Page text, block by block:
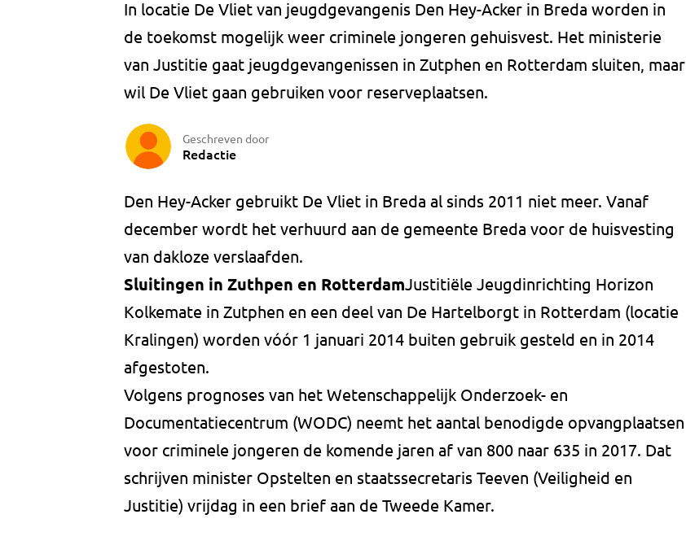
In locatie De Vliet van jeugdgevangenis Den Hey-Acker in Breda worden in
de toekomst mogelijk weer criminele jongeren gehuisvest. Het ministerie
van Justitie gaat jeugdgevangenissen in Zutphen en Rotterdam sluiten, maar
wil De Vliet gaan gebruiken voor reserveplaatsen.
Geschreven door
Redactie
Den Hey-Acker gebruikt De Vliet in Breda al sinds 2011 niet meer. Vanaf
december wordt het verhuurd aan de gemeente Breda voor de huisvesting
van dakloze verslaafden.
Sluitingen in Zuthpen en RotterdamJustitiële Jeugdinrichting Horizon
Kolkemate in Zutphen en een deel van De Hartelborgt in Rotterdam (locatie
Kralingen) worden vóór 1 januari 2014 buiten gebruik gesteld en in 2014
afgestoten.
Volgens prognoses van het Wetenschappelijk Onderzoek- en
Documentatiecentrum (WODC) neemt het aantal benodigde opvangplaatsen
voor criminele jongeren de komende jaren af van 800 naar 635 in 2017. Dat
schrijven minister Opstelten en staatssecretaris Teeven (Veiligheid en
Justitie) vrijdag in een brief aan de Tweede Kamer.